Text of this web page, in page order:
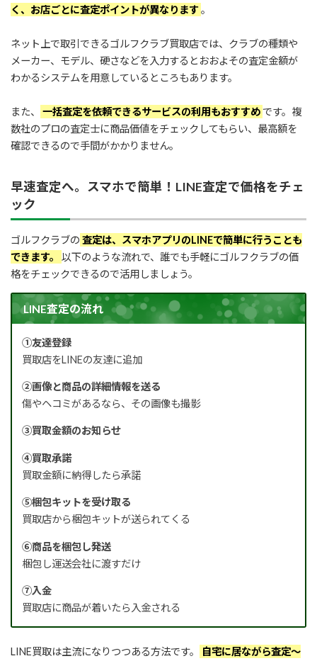
く、お店ごとに査定ポイントが異なります。
ネット上で取引できるゴルフクラブ買取店では、クラブの種類や
メーカー、モデル、硬さなどを入力するとおおよその査定金額が
わかるシステムを用意しているところもあります。
また、 一括査定を依頼できるサービスの利用もおすすめです。複
数社のプロの査定士に商品価値をチェックしてもらい、最高額を
確認できるので手間がかかりません。
早速査定へ。スマホで簡単！LINE査定で価格をチェ
ック
ゴルフクラブの 査定は、スマホアプリのLINEで簡単に行うことも
できます。 以下のような流れで、誰でも手軽にゴルフクラブの価
格をチェックできるので活用しましょう。
LINE査定の流れ
①友達登録
買取店をLINEの友達に追加
②画像と商品の詳細情報を送る
傷やヘコミがあるなら、その画像も撮影
③買取金額のお知らせ
④買取承諾
買取金額に納得したら承諾
⑤梱包キットを受け取る
買取店から梱包キットが送られてくる
⑥商品を梱包し発送
梱包し運送会社に渡すだけ
⑦入金
買取店に商品が着いたら入金される
LINE買取は主流になりつつある方法です。
自宅に居ながら査定〜